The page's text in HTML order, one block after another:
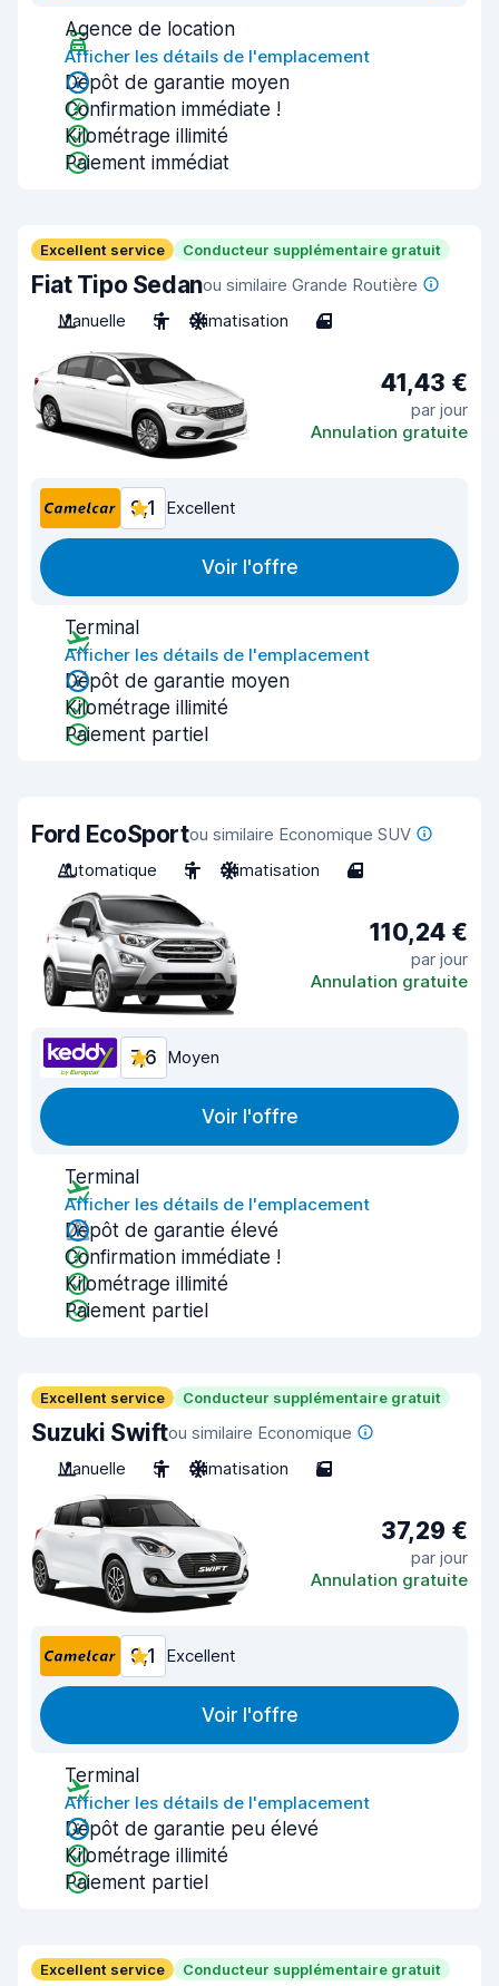
Agence de location
Afficher les détails de l'emplacement
Dépôt de garantie moyen
Confirmation immédiate !
Kilométrage illimité
Paiement immédiat
Excellent service Conducteur supplémentaire gratuit
Fiat Tipo Sedanou similaire Grande Routière
Manuelle
5 Climatisation 4
41,43 €
par jour
Annulation gratuite
9,1 Excellent
Voir l'offre
Terminal
Afficher les détails de l'emplacement
Dépôt de garantie moyen
Kilométrage illimité
Paiement partiel
Ford EcoSportou similaire Economique SUV
Automatique
5 Climatisation 4
110,24 €
par jour
Annulation gratuite
7,6 Moyen
Voir l'offre
Terminal
Afficher les détails de l'emplacement
Dépôt de garantie élevé
Confirmation immédiate !
Kilométrage illimité
Paiement partiel
Excellent service Conducteur supplémentaire gratuit
Suzuki Swiftou similaire Economique
Manuelle
5 Climatisation 5
37,29 €
par jour
Annulation gratuite
9,1 Excellent
Voir l'offre
Terminal
Afficher les détails de l'emplacement
Dépôt de garantie peu élevé
Kilométrage illimité
Paiement partiel
Excellent service Conducteur supplémentaire gratuit